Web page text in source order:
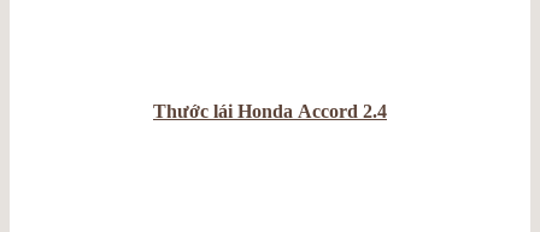
Thước lái Honda Accord 2.4